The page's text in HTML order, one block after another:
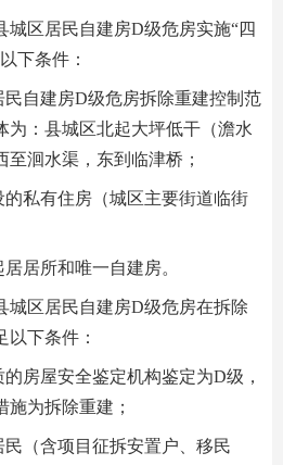
城区居民自建房D级危房实施“四
下条件：
民自建房D级危房拆除重建控制范
为：县城区北起大坪低干（澹水
洄水渠，东到临津桥；
的私有住房（城区主要街道临街
居所和唯一自建房。
城区居民自建房D级危房在拆除
下条件：
房屋安全鉴定机构鉴定为D级，
施为拆除重建；
民（含项目征拆安置户、移民